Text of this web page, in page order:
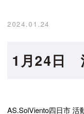
2024.01.24
1月24日
AS.SolViento四日市 活